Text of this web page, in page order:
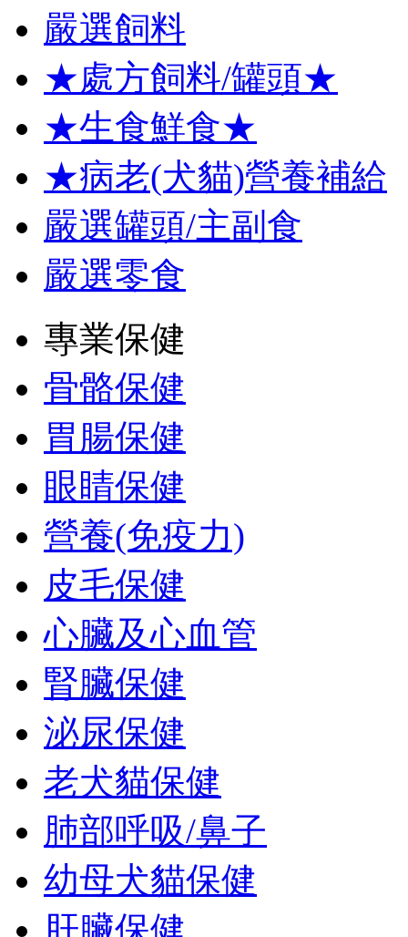
嚴選飼料
★處方飼料/罐頭★
★生食鮮食★
★病老(犬貓)營養補給
嚴選罐頭/主副食
嚴選零食
專業保健
骨骼保健
胃腸保健
眼睛保健
營養(免疫力)
皮毛保健
心臟及心血管
腎臟保健
泌尿保健
老犬貓保健
肺部呼吸/鼻子
幼母犬貓保健